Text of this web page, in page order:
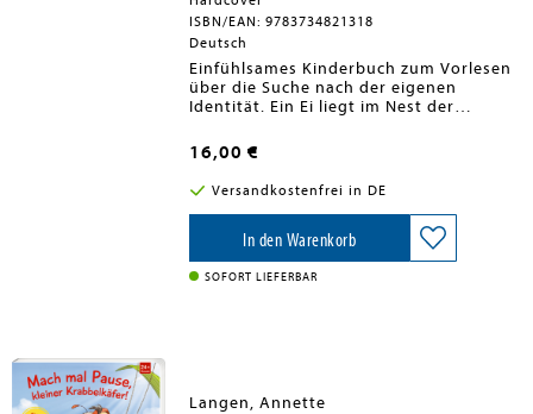
ISBN/EAN: 9783734821318
Deutsch
Einfühlsames Kinderbuch zum Vorlesen
über die Suche nach der eigenen
Identität. Ein Ei liegt im Nest der
daraus schlüpft, ist ein bisschen größer,
ein bisschen anders als die anderen. Die
Rotkehlchen nennen ihn Kauz und
nehmen ihn liebevoll in ihre Familie auf.
Doch Kauz hat viele Fragen. Warum ist
er anders? Woher kommt er und wer ist
er eigentlich? Kauz begibt sich auf die
Suche nach Antworten ... Eine
16,00 €
Versandkostenfrei in DE
In den Warenkorb
SOFORT LIEFERBAR
Langen, Annette